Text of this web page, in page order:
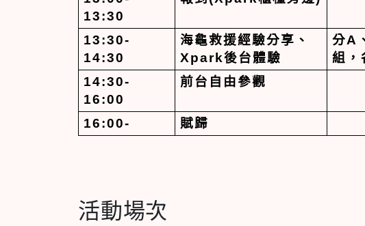
13:30
13:30-
14:30
海龜救援經驗分享、
Xpark後台體驗
分A
組，
14:30-
16:00
前台自由參觀
16:00- 賦歸
活動場次